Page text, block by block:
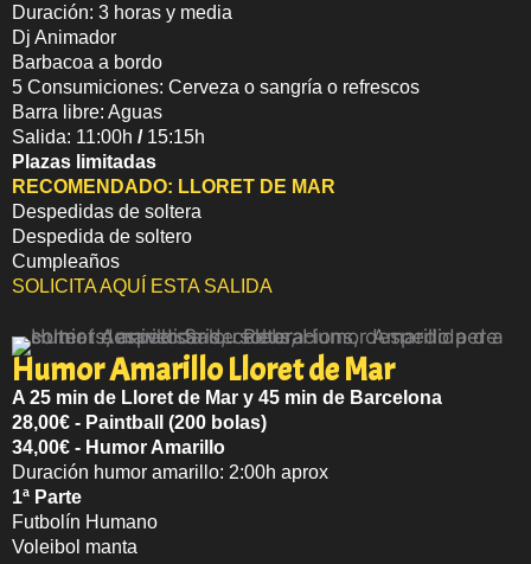
Duración: 3 horas y media
Dj Animador
Barbacoa a bordo
5 Consumiciones: Cerveza o sangría o refrescos
Barra libre: Aguas
Salida: 11:00h / 15:15h
Plazas limitadas
RECOMENDADO: LLORET DE MAR
Despedidas de soltera
Despedida de soltero
Cumpleaños
SOLICITA AQUÍ ESTA SALIDA
Humor Amarillo Lloret de Mar
A 25 min de Lloret de Mar y 45 min de Barcelona
28,00€ - Paintball (200 bolas)
34,00€ - Humor Amarillo
Duración humor amarillo: 2:00h aprox
1ª Parte
Futbolín Humano
Voleibol manta